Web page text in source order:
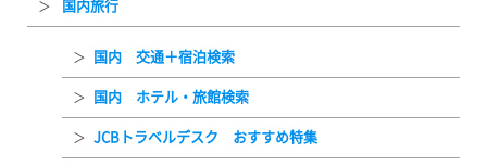
国内旅行
国内 交通＋宿泊検索
国内 ホテル・旅館検索
JCBトラベルデスク おすすめ特集